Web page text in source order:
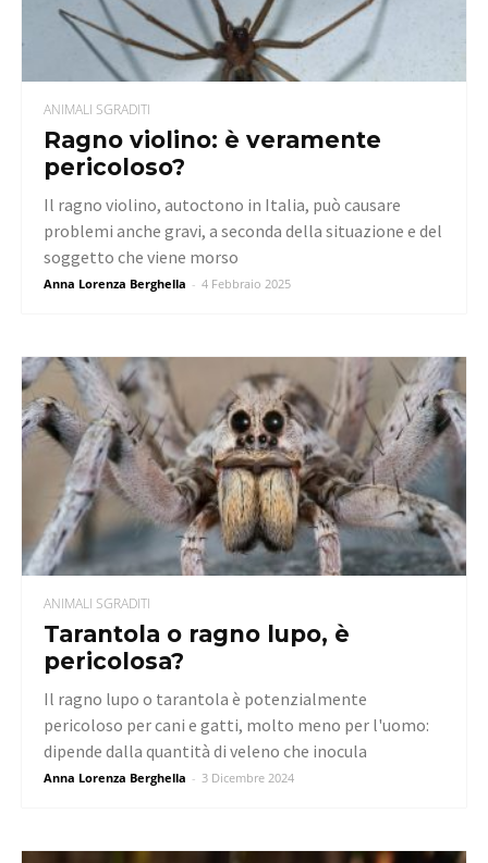
ANIMALI SGRADITI
Ragno violino: è veramente
pericoloso?
Anna Lorenza Berghella - 4 Febbraio 2025
Il ragno violino, autoctono in Italia, può causare
problemi anche gravi, a seconda della situazione e del
soggetto che viene morso
ANIMALI SGRADITI
Tarantola o ragno lupo, è
pericolosa?
Anna Lorenza Berghella - 3 Dicembre 2024
Il ragno lupo o tarantola è potenzialmente
pericoloso per cani e gatti, molto meno per l'uomo:
dipende dalla quantità di veleno che inocula